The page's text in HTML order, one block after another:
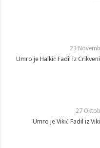
23
Umro je Halkić Fadil iz
27
Umro je Vikić Fadil iz